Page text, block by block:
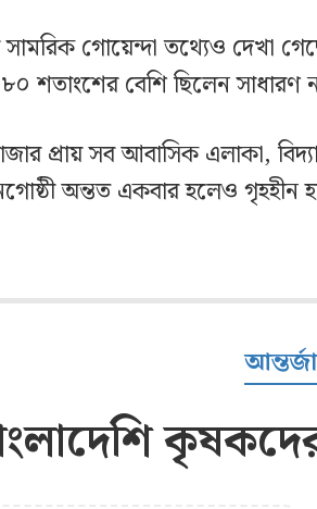
সামরিক গোয়েন্দা তথ্যেও দেখা
শতাংশের বেশি ছিলেন সাধারণ
প্রায় সব আবাসিক এলাকা,
অন্তত একবার হলেও গৃহহীন